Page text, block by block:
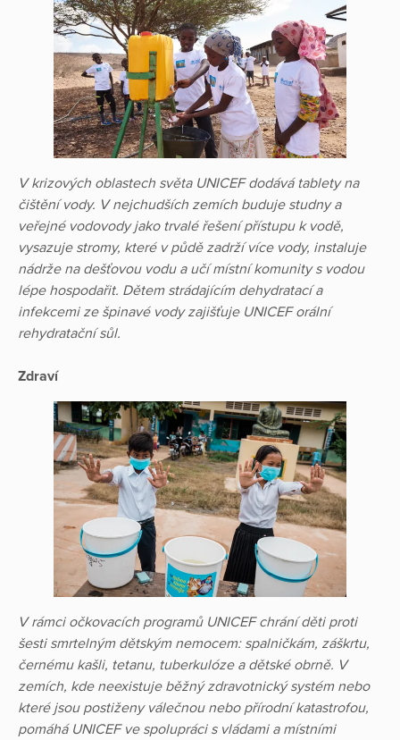
V krizových oblastech světa UNICEF dodává tablety na
čištění vody. V nejchudších zemích buduje studny a
veřejné vodovody jako trvalé řešení přístupu k vodě,
vysazuje stromy, které v půdě zadrží více vody, instaluje
nádrže na dešťovou vodu a učí místní komunity s vodou
lépe hospodařit. Dětem strádajícím dehydratací a
infekcemi ze špinavé vody zajišťuje UNICEF orální
rehydratační sůl.
Zdraví
V rámci očkovacích programů UNICEF chrání děti proti
šesti smrtelným dětským nemocem: spalničkám, záškrtu,
černému kašli, tetanu, tuberkulóze a dětské obrně. V
zemích, kde neexistuje běžný zdravotnický systém nebo
které jsou postiženy válečnou nebo přírodní katastrofou,
pomáhá UNICEF ve spolupráci s vládami a místními